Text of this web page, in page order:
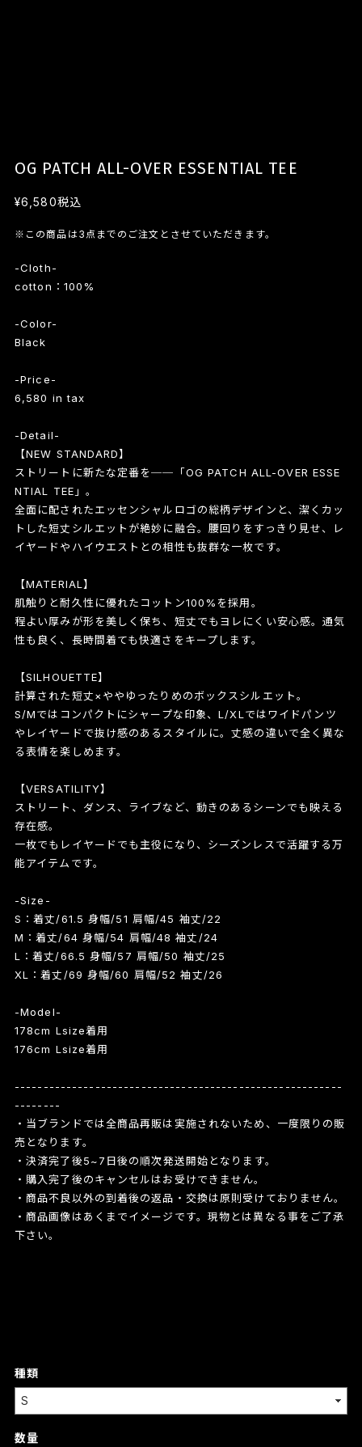
OG PATCH ALL-OVER ESSENTIAL TEE
¥6,580税込
※この商品は3点までのご注文とさせていただきます。
-Cloth-
cotton：100%
-Color-
Black
-Price-
6,580 in tax
-Detail-
【NEW STANDARD】
ストリートに新たな定番を──「OG PATCH ALL-OVER ESSE
NTIAL TEE」。
全面に配されたエッセンシャルロゴの総柄デザインと、潔くカッ
トした短丈シルエットが絶妙に融合。腰回りをすっきり見せ、レ
イヤードやハイウエストとの相性も抜群な一枚です。
【MATERIAL】
肌触りと耐久性に優れたコットン100%を採用。
程よい厚みが形を美しく保ち、短丈でもヨレにくい安心感。通気
性も良く、長時間着ても快適さをキープします。
【SILHOUETTE】
計算された短丈×ややゆったりめのボックスシルエット。
S/Mではコンパクトにシャープな印象、L/XLではワイドパンツ
やレイヤードで抜け感のあるスタイルに。丈感の違いで全く異な
る表情を楽しめます。
【VERSATILITY】
ストリート、ダンス、ライブなど、動きのあるシーンでも映える
存在感。
一枚でもレイヤードでも主役になり、シーズンレスで活躍する万
能アイテムです。
-Size-
S：着丈/61.5 身幅/51 肩幅/45 袖丈/22
M：着丈/64 身幅/54 肩幅/48 袖丈/24
L：着丈/66.5 身幅/57 肩幅/50 袖丈/25
XL：着丈/69 身幅/60 肩幅/52 袖丈/26
-Model-
178cm Lsize着用
176cm Lsize着用
---------------------------------------------------------
--------
・当ブランドでは全商品再販は実施されないため、一度限りの販
売となります。
・決済完了後5~7日後の順次発送開始となります。
・購入完了後のキャンセルはお受けできません。
・商品不良以外の到着後の返品・交換は原則受けておりません。
・商品画像はあくまでイメージです。現物とは異なる事をご了承
下さい。
種類
数量